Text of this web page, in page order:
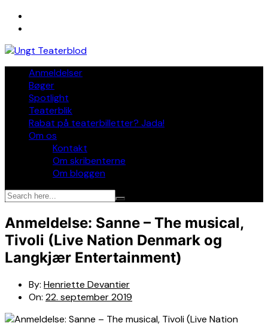
Skip
Anmeldelser
Bøger
Spotlight
Teaterblik
Rabat på teaterbilletter? Jada!
Om os
Kontakt
Om skribenterne
Om bloggen
Anmeldelse: Sanne – The musical,
Tivoli (Live Nation Denmark og
Langkjær Entertainment)
By: Henriette Devantier
On: 22. september 2019